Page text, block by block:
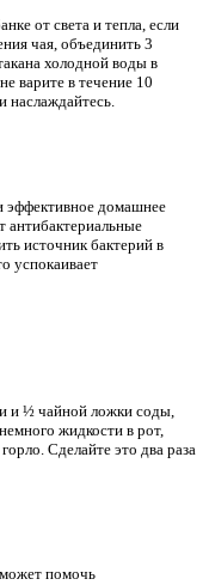
от света и тепла, если
чая, объединить 3
холодной воды в
варите в течение 10
наслаждайтесь.
эффективное домашнее
антибактериальные
источник бактерий в
успокаивает
и ½ чайной ложки соды,
жидкости в рот,
Сделайте это два раза
может помочь